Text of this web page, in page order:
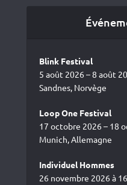
Blink Festival
5 août 2026 – 8 août
Sandnes, Norvège
Loop One Festival
17 octobre 2026 – 18
Munich, Allemagne
Individuel Hommes
26 novembre 2026 à